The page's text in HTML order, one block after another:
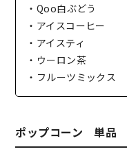
・Qoo白ぶどう
・アイスコーヒー
・アイスティ
・ウーロン茶
・フルーツミックス
ポップコーン 単品